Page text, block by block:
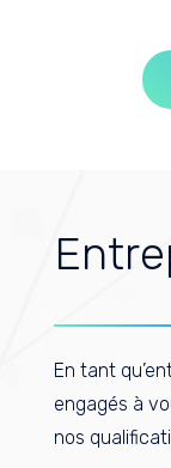
En tant
engagés à
nos